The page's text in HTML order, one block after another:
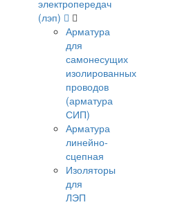
электропередач
(лэп)
Арматура
для
самонесущих
изолированных
проводов
(арматура
СИП)
Арматура
линейно-
сцепная
Изоляторы
для
ЛЭП